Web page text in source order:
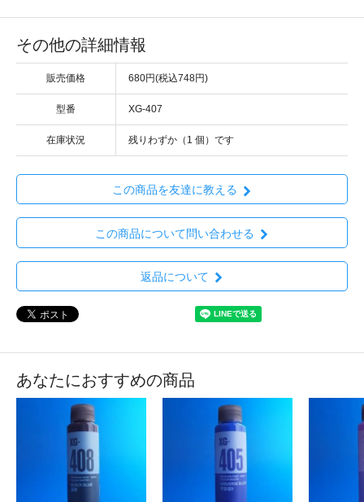
その他の詳細情報
販売価格 680円(税込748円)
型番 XG-407
在庫状況 残りわずか（1 個）です
この商品を友達に教える
この商品について問い合わせる
返品について
あなたにおすすめの商品